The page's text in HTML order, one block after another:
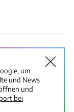
um
und News
und
bei